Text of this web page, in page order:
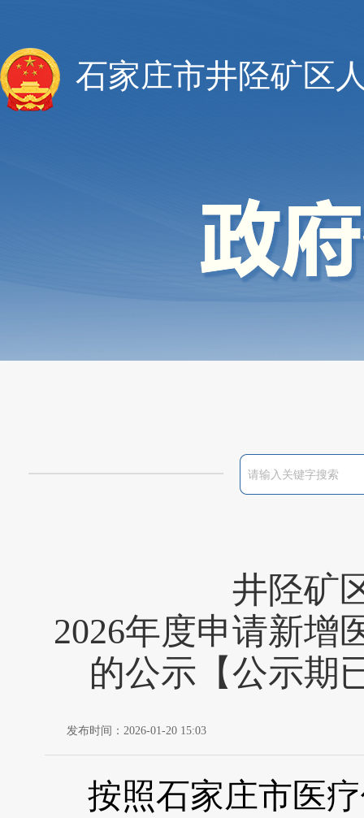
石家庄市井陉矿区
井陉矿
2026年度申请新增
的公示【公示期
发布时间：2026-01-20 15:03
按照石家庄市医